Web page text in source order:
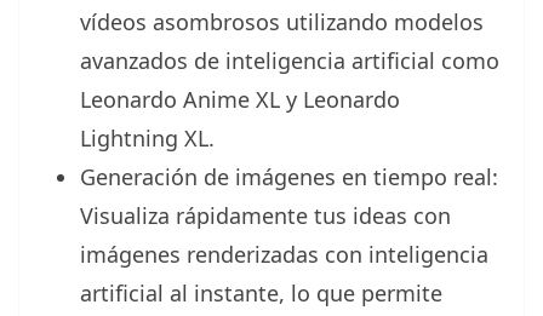
vídeos asombrosos utilizando modelos
avanzados de inteligencia artificial como
Leonardo Anime XL y Leonardo
Lightning XL.
Generación de imágenes en tiempo real:
Visualiza rápidamente tus ideas con
imágenes renderizadas con inteligencia
artificial al instante, lo que permite